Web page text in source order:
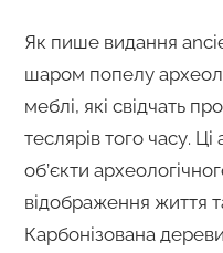
Як пише видання
шаром попелу
меблі, які свідчать
теслярів того часу.
об’єкти
відображення життя
Карбонізована